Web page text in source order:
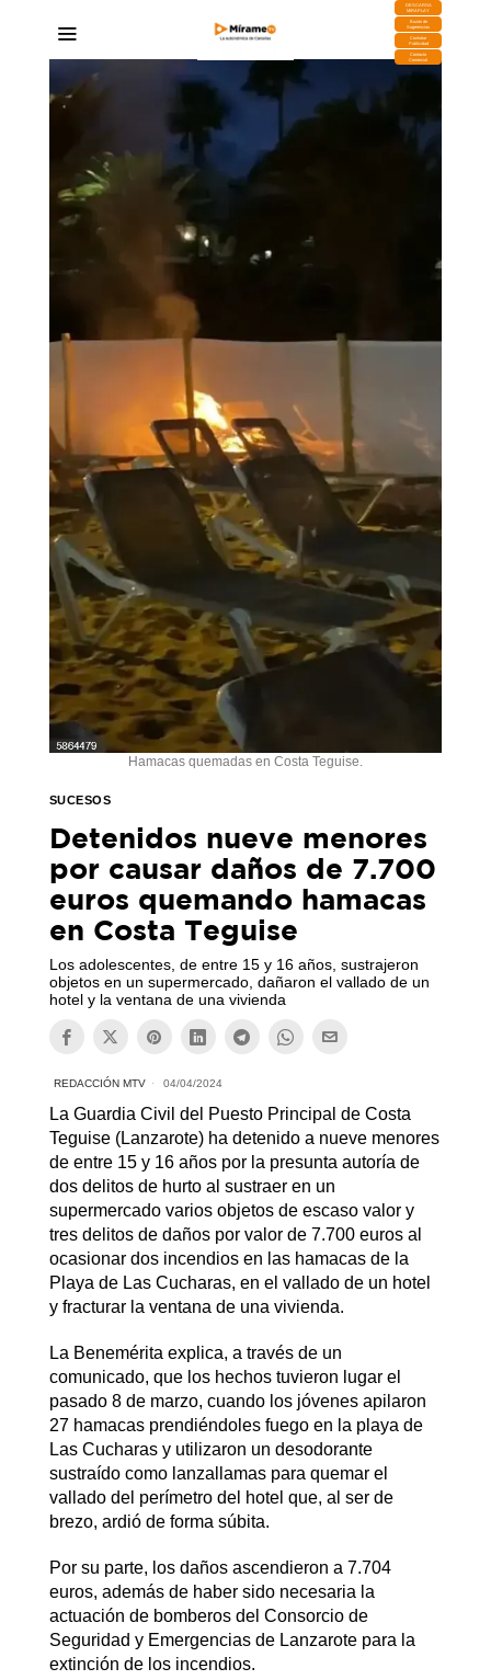
DESCARGA
MIRAPLAY
Buzón de
Sugerencias
Contratar
Publicidad
Contacto
Comercial
Hamacas quemadas en Costa Teguise.
SUCESOS
Detenidos nueve menores
por causar daños de 7.700
euros quemando hamacas
en Costa Teguise
Los adolescentes, de entre 15 y 16 años, sustrajeron
objetos en un supermercado, dañaron el vallado de un
hotel y la ventana de una vivienda
REDACCIÓN MTV 04/04/2024
La Guardia Civil del Puesto Principal de Costa
Teguise (Lanzarote) ha detenido a nueve menores
de entre 15 y 16 años por la presunta autoría de
dos delitos de hurto al sustraer en un
supermercado varios objetos de escaso valor y
tres delitos de daños por valor de 7.700 euros al
ocasionar dos incendios en las hamacas de la
Playa de Las Cucharas, en el vallado de un hotel
y fracturar la ventana de una vivienda.
La Benemérita explica, a través de un
comunicado, que los hechos tuvieron lugar el
pasado 8 de marzo, cuando los jóvenes apilaron
27 hamacas prendiéndoles fuego en la playa de
Las Cucharas y utilizaron un desodorante
sustraído como lanzallamas para quemar el
vallado del perímetro del hotel que, al ser de
brezo, ardió de forma súbita.
Por su parte, los daños ascendieron a 7.704
euros, además de haber sido necesaria la
actuación de bomberos del Consorcio de
Seguridad y Emergencias de Lanzarote para la
extinción de los incendios.